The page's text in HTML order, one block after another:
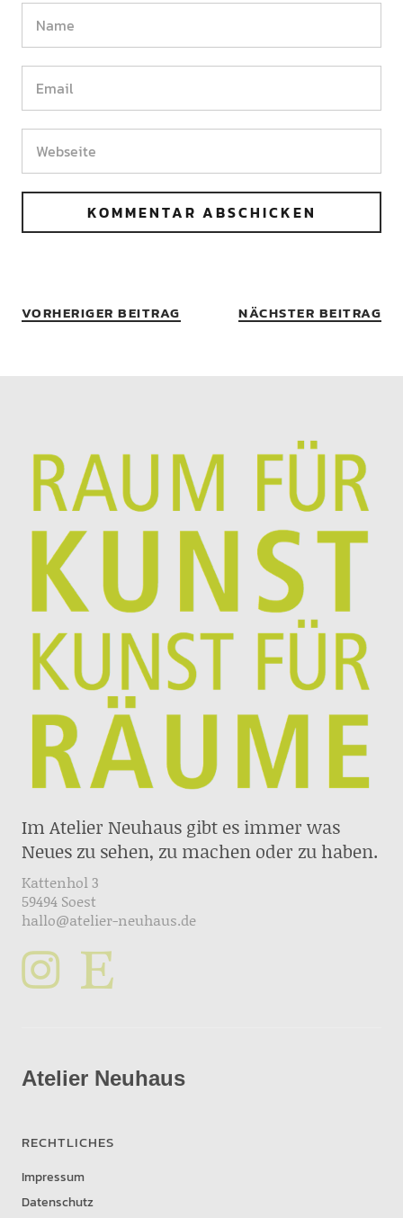
VORHERIGER BEITRAG NÄCHSTER BEITRAG
Im Atelier Neuhaus gibt es immer was
Neues zu sehen, zu machen oder zu haben.
Kattenhol 3
59494 Soest
hallo@atelier-neuhaus.de
Atelier Neuhaus
RECHTLICHES
Impressum
Datenschutz